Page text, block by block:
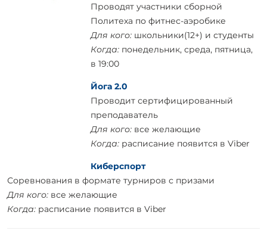
Проводят участники сборной
Политеха по фитнес-аэробике
Для кого: школьники(12+) и студенты
Когда: понедельник, среда, пятница,
в 19:00
Йога 2.0
Проводит сертифицированный
преподаватель
Для кого: все желающие
Когда: расписание появится в Viber
Киберспорт
Соревнования в формате турниров с призами
Для кого: все желающие
Когда: расписание появится в Viber